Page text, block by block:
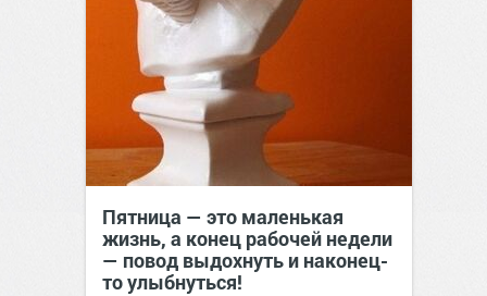
Пятница — это маленькая
жизнь, а конец рабочей недели
— повод выдохнуть и наконец-
то улыбнуться!